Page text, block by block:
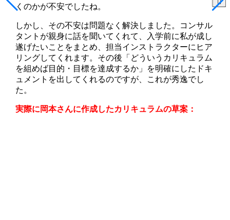
くのかが不安でしたね。
しかし、 その不安は問題なく解決しました。コンサル
タントが親身に話を聞いてくれて、入学前に私が成し
遂げたいことをまとめ、担当インストラクターにヒア
リングしてくれます。その後「どういうカリキュラム
を組めば目的・目標を達成するか」を明確にしたドキ
ュメントを出してくれるのですが、これが秀逸でし
た。
実際に岡本さんに作成したカリキュラムの草案：